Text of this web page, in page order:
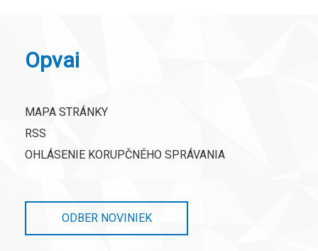
Opvai
MAPA STRÁNKY
RSS
OHLÁSENIE KORUPČNÉHO SPRÁVANIA
ODBER NOVINIEK